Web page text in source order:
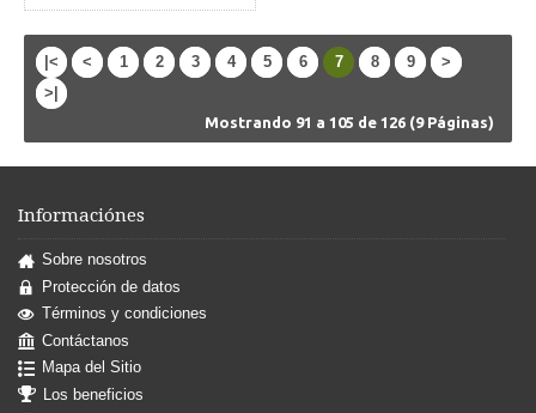
|< < 1 2 3 4 5 6 7 8 9
>
>|
Mostrando 91 a 105 de 126 (9 Páginas)
Informaciónes
Sobre nosotros
Protección de datos
Términos y condiciones
Contáctanos
Mapa del Sitio
Los beneficios